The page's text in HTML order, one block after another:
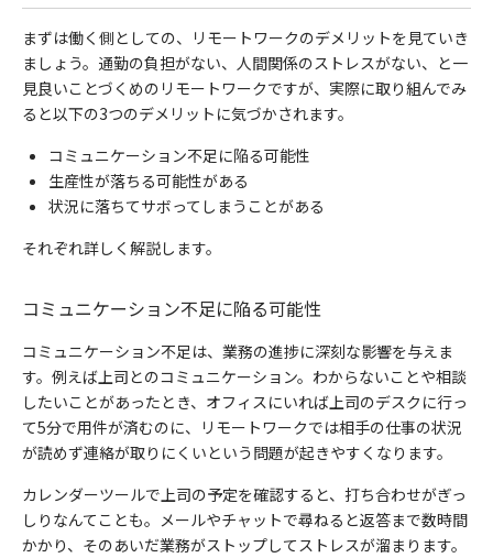
まずは働く側としての、リモートワークのデメリットを見ていき
ましょう。通勤の負担がない、人間関係のストレスがない、と一
見良いことづくめのリモートワークですが、実際に取り組んでみ
ると以下の3つのデメリットに気づかされます。
コミュニケーション不足に陥る可能性
生産性が落ちる可能性がある
状況に落ちてサボってしまうことがある
それぞれ詳しく解説します。
コミュニケーション不足に陥る可能性
コミュニケーション不足は、業務の進捗に深刻な影響を与えま
す。例えば上司とのコミュニケーション。わからないことや相談
したいことがあったとき、オフィスにいれば上司のデスクに行っ
て5分で用件が済むのに、リモートワークでは相手の仕事の状況
が読めず連絡が取りにくいという問題が起きやすくなります。
カレンダーツールで上司の予定を確認すると、打ち合わせがぎっ
しりなんてことも。メールやチャットで尋ねると返答まで数時間
かかり、そのあいだ業務がストップしてストレスが溜まります。